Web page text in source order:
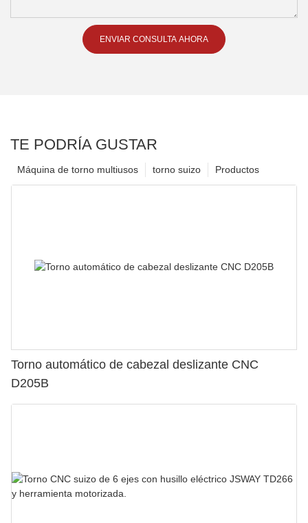
ENVIAR CONSULTA AHORA
TE PODRÍA GUSTAR
Productos
torno suizo
Máquina de torno multiusos
Torno automático de cabezal deslizante CNC
D205B